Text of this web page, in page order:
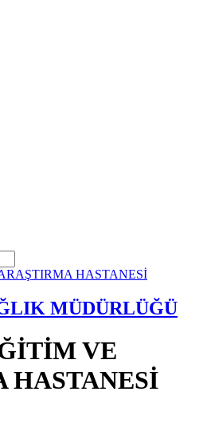
MÜDÜRLÜĞÜ
VE
HASTANESİ